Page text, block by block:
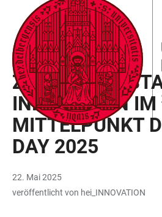
LINKS
ZUR
BARRIEREFREIHEIT
ZUM
HAUPTINHALT
HAUPTNAVIGATION
ÖFFNEN
WEBSEITENSUCHE
ÖFFNEN
INNOVATION TRIFFT INDUSTRIE
ZUKUNFT
INNOVATION IM
MITTELPUNKT
DAY 2025
22. Mai 2025
veröffentlicht von hei_INNOVATION